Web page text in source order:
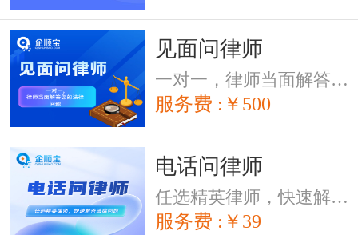
见面问律师
一对一，律师当面解答您的法律问题
服务费 :￥500
电话问律师
任选精英律师，快速解答法律问题
服务费 :￥39